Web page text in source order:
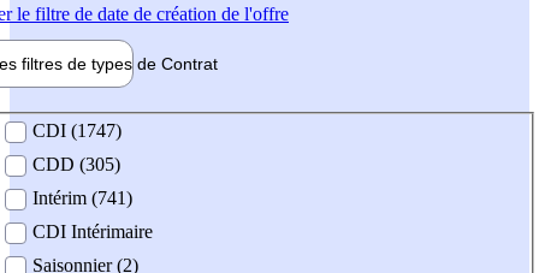
le filtre de date de création de l'offre
filtres de types de Contrat
contrat
CDI (1747)
CDD (305)
Intérim (741)
CDI Intérimaire
Saisonnier (2)